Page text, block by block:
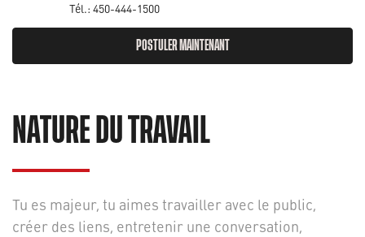
NATURE DU TRAVAIL
Tu es majeur, tu aimes travailler avec le public,
créer des liens, entretenir une conversation,
Tél.: 450-444-1500
POSTULER MAINTENANT